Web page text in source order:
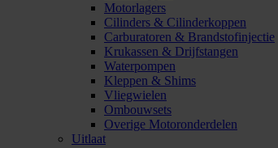
Motorlagers
Cilinders & Cilinderkoppen
Carburatoren & Brandstofinjectie
Krukassen & Drijfstangen
Waterpompen
Kleppen & Shims
Vliegwielen
Ombouwsets
Overige Motoronderdelen
Uitlaat